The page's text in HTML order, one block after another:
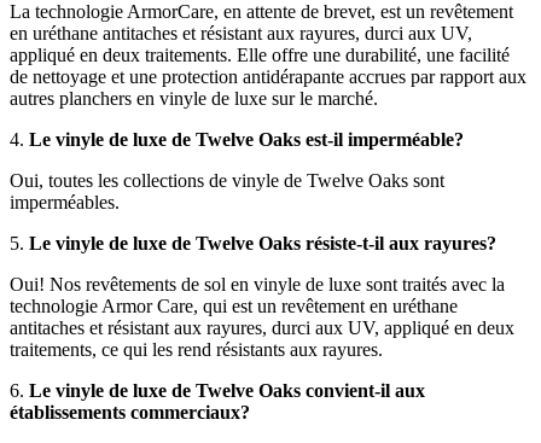
La technologie ArmorCare, en attente de brevet, est un revêtement
en uréthane antitaches et résistant aux rayures, durci aux UV,
appliqué en deux traitements. Elle offre une durabilité, une facilité
de nettoyage et une protection antidérapante accrues par rapport aux
autres planchers en vinyle de luxe sur le marché.
4. Le vinyle de luxe de Twelve Oaks est-il imperméable?
Oui, toutes les collections de vinyle de Twelve Oaks sont
imperméables.
5. Le vinyle de luxe de Twelve Oaks résiste-t-il aux rayures?
Oui! Nos revêtements de sol en vinyle de luxe sont traités avec la
technologie Armor Care, qui est un revêtement en uréthane
antitaches et résistant aux rayures, durci aux UV, appliqué en deux
traitements, ce qui les rend résistants aux rayures.
6. Le vinyle de luxe de Twelve Oaks convient-il aux
établissements commerciaux?